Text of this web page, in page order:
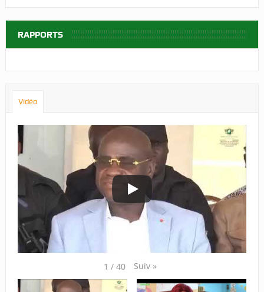
RAPPORTS
Vidéo
1 / 40 Suiv »